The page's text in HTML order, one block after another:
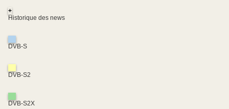
+
Historique des news
DVB-S
DVB-S2
DVB-S2X